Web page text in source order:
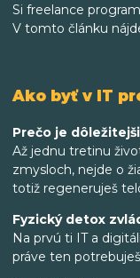
Si freelance
V tomto článku
Ako byť v IT
Prečo je
Až jednu tretinu
zmysloch, nejde o
totiž regeneruješ
Fyzický detox
Na prvú ti IT a
práve ten